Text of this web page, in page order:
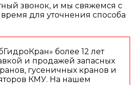
звонок, и мы свяжемся с
для уточнения способа
более 12 лет
и продажей запасных
гусеничных кранов и
КМУ. На нашем